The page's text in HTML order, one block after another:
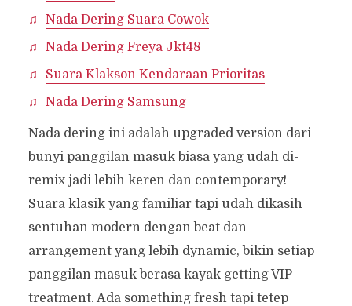
Nada Dering Suara Cowok
Nada Dering Freya Jkt48
Suara Klakson Kendaraan Prioritas
Nada Dering Samsung
Nada dering ini adalah upgraded version dari
bunyi panggilan masuk biasa yang udah di-
remix jadi lebih keren dan contemporary!
Suara klasik yang familiar tapi udah dikasih
sentuhan modern dengan beat dan
arrangement yang lebih dynamic, bikin setiap
panggilan masuk berasa kayak getting VIP
treatment. Ada something fresh tapi tetep